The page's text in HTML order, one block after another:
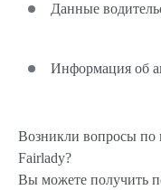
Данные
Информация об
Возникли вопросы
Fairlady?
Вы можете получить